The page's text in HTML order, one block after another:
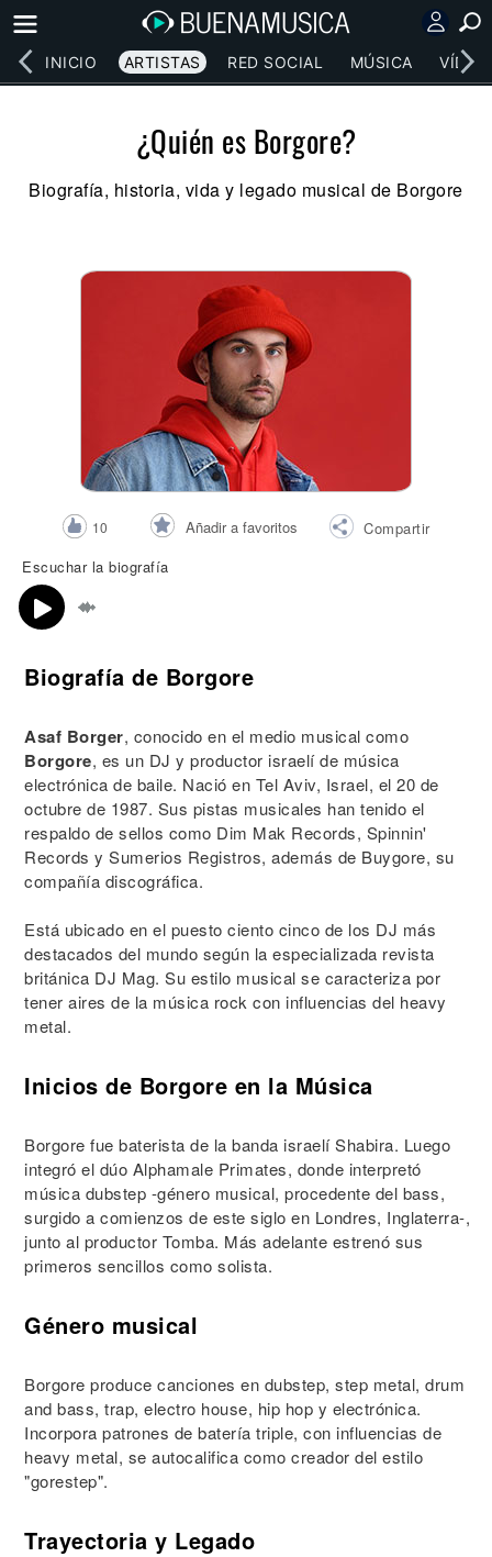
INICIO ARTISTAS RED SOCIAL MÚSICA
¿Quién es Borgore?
Biografía, historia, vida y legado musical de Borgore
10 Añadir a favoritos
Compartir
Escuchar la biografía
Biografía de Borgore
Asaf Borger, conocido en el medio musical como
Borgore, es un DJ y productor israelí de música
electrónica de baile. Nació en Tel Aviv, Israel, el 20 de
octubre de 1987. Sus pistas musicales han tenido el
respaldo de sellos como Dim Mak Records, Spinnin'
Records y Sumerios Registros, además de Buygore, su
compañía discográfica.
Está ubicado en el puesto ciento cinco de los DJ más
destacados del mundo según la especializada revista
británica DJ Mag. Su estilo musical se caracteriza por
tener aires de la música rock con influencias del heavy
metal.
Inicios de Borgore en la Música
Borgore fue baterista de la banda israelí Shabira. Luego
integró el dúo Alphamale Primates, donde interpretó
música dubstep -género musical, procedente del bass,
surgido a comienzos de este siglo en Londres, Inglaterra-,
junto al productor Tomba. Más adelante estrenó sus
primeros sencillos como solista.
Género musical
Borgore produce canciones en dubstep, step metal, drum
and bass, trap, electro house, hip hop y electrónica.
Incorpora patrones de batería triple, con influencias de
heavy metal, se autocalifica como creador del estilo
"gorestep".
Trayectoria y Legado